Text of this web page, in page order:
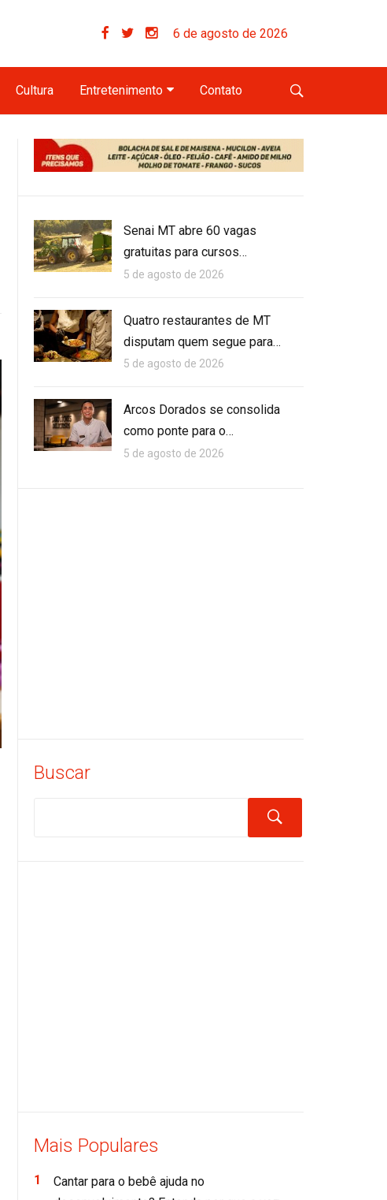
6 de agosto de 2026
Cultura Entretenimento Contato
Senai MT abre 60 vagas
gratuitas para cursos…
5 de agosto de 2026
Quatro restaurantes de MT
disputam quem segue para…
5 de agosto de 2026
Arcos Dorados se consolida
como ponte para o…
5 de agosto de 2026
Buscar
Mais Populares
Cantar para o bebê ajuda no